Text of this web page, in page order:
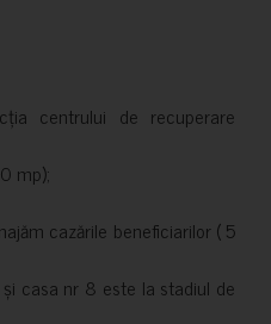
centrului de recuperare
mp);
cazările beneficiarilor ( 5
casa nr 8 este la stadiul de